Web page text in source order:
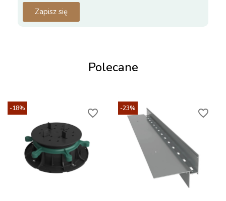
Zapisz się
Polecane
-18% favorite_border -23% favorite_border